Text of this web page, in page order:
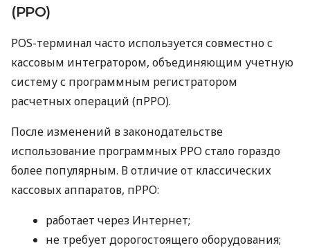
(РРО)
POS-терминал часто используется совместно с
кассовым интегратором, объединяющим учетную
систему с программным регистратором
расчетных операций (пРРО).
После изменений в законодательстве
использование программных РРО стало гораздо
более популярным. В отличие от классических
кассовых аппаратов, пРРО:
работает через Интернет;
не требует дорогостоящего оборудования;